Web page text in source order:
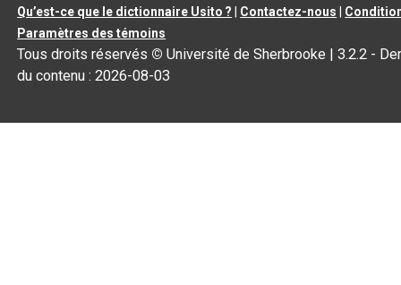
Qu’est-ce que le dictionnaire Usito ? Contactez-nous
Paramètres des témoins
Tous droits réservés © Université de Sherbrooke |3.2.2 -
du contenu :2026-08-03